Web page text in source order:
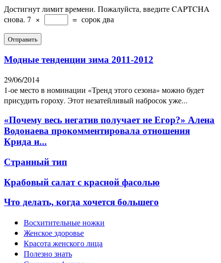
Достигнут лимит времени. Пожалуйста, введите CAPTCHA
снова. 7 × = сорок два
Модные тенденции зима 2011-2012
29/06/2014
1-ое место в номинации «Тренд этого сезона» можно будет
присудить гороху. Этот незатейливый набросок уже...
«Почему весь негатив получает не Егор?» Алена
Водонаева прокомментировала отношения
Крида и...
Странный тип
Крабовый салат с красной фасолью
Что делать, когда хочется большего
Восхитительные ножки
Женское здоровье
Красота женского лица
Полезно знать